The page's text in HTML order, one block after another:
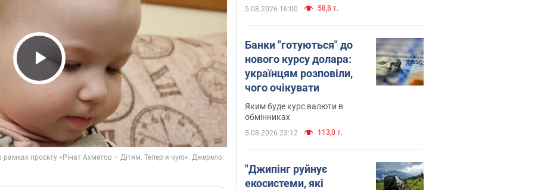
Play Video
5.08.2026 16:00 58,8 т.
Банки "готуються" до
нового курсу долара:
українцям розповіли,
чого очікувати
Яким буде курс валюти в
обмінниках
5.08.2026 23:12 113,0 т.
"Джипінг руйнує
екосистеми, які